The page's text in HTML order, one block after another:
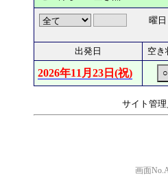
曜日
出発日 空き
2026年11月23日(祝) ○
サイト管
画面